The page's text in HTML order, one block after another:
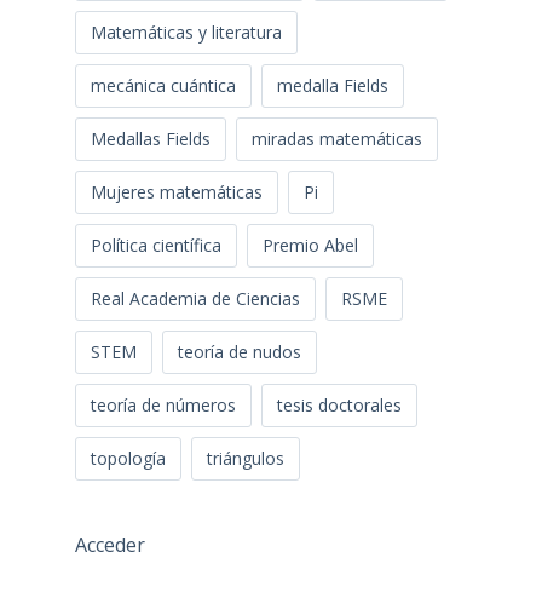
Matemáticas y literatura
mecánica cuántica medalla Fields
Medallas Fields miradas matemáticas
Mujeres matemáticas Pi
Política científica Premio Abel
Real Academia de Ciencias RSME
STEM teoría de nudos
teoría de números tesis doctorales
topología triángulos
Acceder